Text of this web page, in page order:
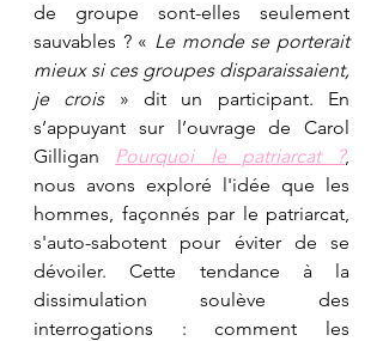
de groupe sont-elles seulement
sauvables ? « Le monde se porterait
mieux si ces groupes disparaissaient,
je crois » dit un participant. En
s’appuyant sur l’ouvrage de Carol
Gilligan Pourquoi le patriarcat ?,
nous avons exploré l'idée que les
hommes, façonnés par le patriarcat,
s'auto-sabotent pour éviter de se
dévoiler. Cette tendance à la
dissimulation soulève des
interrogations : comment les